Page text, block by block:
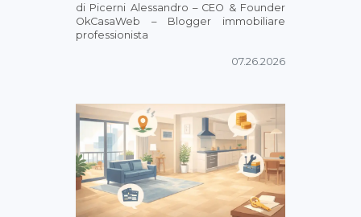
di Picerni Alessandro – CEO & Founder
OkCasaWeb – Blogger immobiliare
professionista
07.26.2026